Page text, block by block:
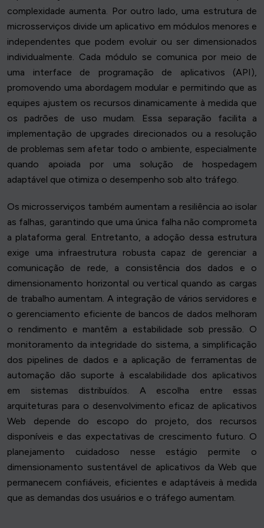
complexidade aumenta. Por outro lado, uma estrutura de
microsserviços divide um aplicativo em módulos menores e
independentes que podem evoluir ou ser dimensionados
individualmente. Cada módulo se comunica por meio de
uma interface de programação de aplicativos (API),
promovendo uma abordagem modular e permitindo que as
equipes ajustem os recursos dinamicamente à medida que
os padrões de uso mudam. Essa separação facilita a
implementação de upgrades direcionados ou a resolução
de problemas sem afetar todo o ambiente, especialmente
quando apoiada por uma solução de hospedagem
adaptável que otimiza o desempenho sob alto tráfego.
Os microsserviços também aumentam a resiliência ao isolar
as falhas, garantindo que uma única falha não comprometa
a plataforma geral. Entretanto, a adoção dessa estrutura
exige uma infraestrutura robusta capaz de gerenciar a
comunicação de rede, a consistência dos dados e o
dimensionamento horizontal ou vertical quando as cargas
de trabalho aumentam. A integração de vários servidores e
o gerenciamento eficiente de bancos de dados melhoram
o rendimento e mantêm a estabilidade sob pressão. O
monitoramento da integridade do sistema, a simplificação
dos pipelines de dados e a aplicação de ferramentas de
automação dão suporte à escalabilidade dos aplicativos
em sistemas distribuídos. A escolha entre essas
arquiteturas para o desenvolvimento eficaz de aplicativos
Web depende do escopo do projeto, dos recursos
disponíveis e das expectativas de crescimento futuro. O
planejamento cuidadoso nesse estágio permite o
dimensionamento sustentável de aplicativos da Web que
permanecem confiáveis, eficientes e adaptáveis à medida
que as demandas dos usuários e o tráfego aumentam.